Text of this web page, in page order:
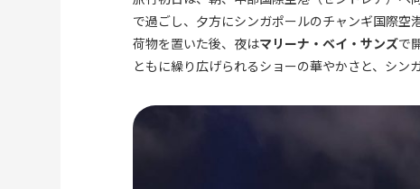
で過ごし、夕方にシンガポールのチャンギ国際空
荷物を置いた後、夜はマリーナ・ベイ・サンズで
ともに繰り広げられるショーの華やかさと、シン